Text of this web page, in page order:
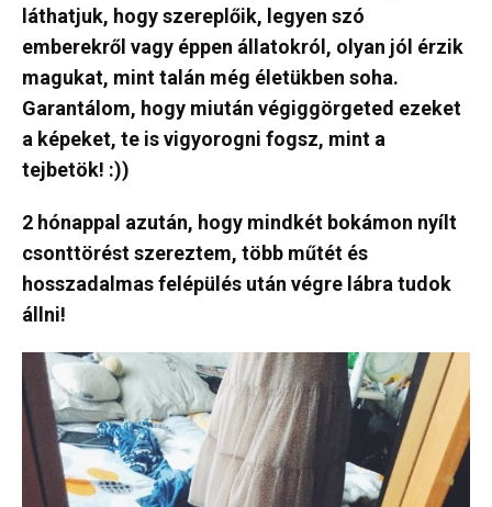
láthatjuk, hogy szereplőik, legyen szó
emberekről vagy éppen állatokról, olyan jól érzik
magukat, mint talán még életükben soha.
Garantálom, hogy miután végiggörgeted ezeket
a képeket, te is vigyorogni fogsz, mint a
tejbetök! :))
2 hónappal azután, hogy mindkét bokámon nyílt
csonttörést szereztem, több műtét és
hosszadalmas felépülés után végre lábra tudok
állni!